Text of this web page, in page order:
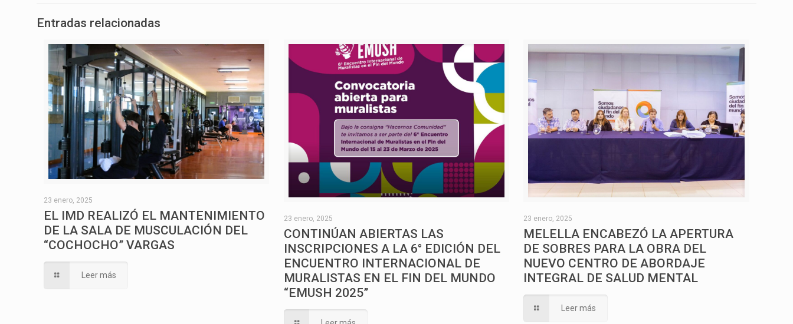
Entradas relacionadas
23 enero, 2025
EL IMD REALIZÓ EL MANTENIMIENTO
DE LA SALA DE MUSCULACIÓN DEL
“COCHOCHO” VARGAS
Leer más
23 enero, 2025
CONTINÚAN ABIERTAS LAS
INSCRIPCIONES A LA 6° EDICIÓN DEL
ENCUENTRO INTERNACIONAL DE
MURALISTAS EN EL FIN DEL MUNDO
“EMUSH 2025”
23 enero, 2025
MELELLA ENCABEZÓ LA APERTURA
DE SOBRES PARA LA OBRA DEL
NUEVO CENTRO DE ABORDAJE
INTEGRAL DE SALUD MENTAL
Leer más